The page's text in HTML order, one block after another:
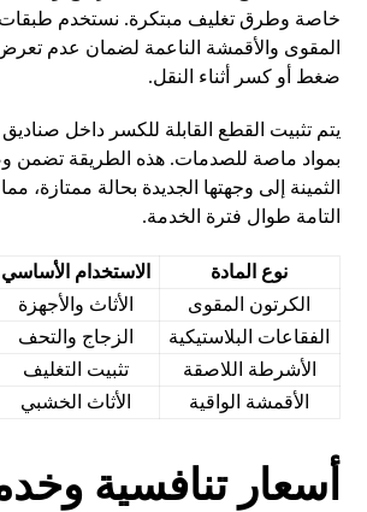
خاصة وطرق تغليف مبتكرة. نستخدم طبقات
المقوى والأقمشة الناعمة لضمان عدم
ضغط أو كسر أثناء النقل.
يتم تثبيت القطع القابلة للكسر داخل
بمواد ماصة للصدمات. هذه الطريقة تضمن
الثمينة إلى وجهتها الجديدة بحالة ممتازة،
التامة طوال فترة الخدمة.
نوع المادة الاستخدام الأساسي
الكرتون المقوى
الأثاث والأجهزة
الفقاعات البلاستيكية
الزجاج والتحف
الأشرطة اللاصقة
تثبيت التغليف
الأقمشة الواقية
الأثاث الخشبي
أسعار تنافسية